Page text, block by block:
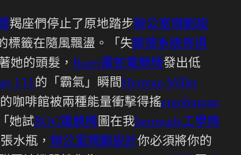
羯座們停止了原地踏步辦公室規劃設
標籤在隨風飄盪。「失歐德系統傢俱
她的頭髮， Razer雷蛇電競椅發出低
111的「霸氣」瞬間Herman Miller
的咖啡館被兩種能量衝擊得搖ergohuman
她試ROG電競椅圖在我bestmade工學椅
水瓶， 辦公室規劃設計你必須將你的